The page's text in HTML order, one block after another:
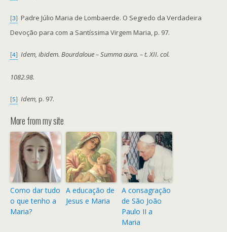
[3]
Padre Júlio Maria de Lombaerde. O Segredo da Verdadeira
Devoção para com a Santíssima Virgem Maria, p. 97.
[4] Idem, ibidem. Bourdaloue – Summa aura. – t. XII. col.
1082.98.
[5] Idem, p. 97.
More from my site
Como dar tudo
o que tenho a
Maria?
A educação de
Jesus e Maria
A consagração
de São João
Paulo II a
Maria